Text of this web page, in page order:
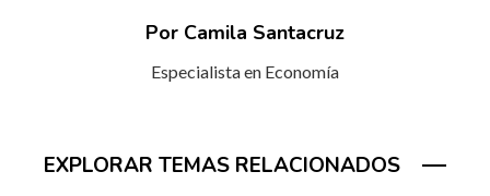
Por Camila Santacruz
Especialista en Economía
EXPLORAR TEMAS RELACIONADOS